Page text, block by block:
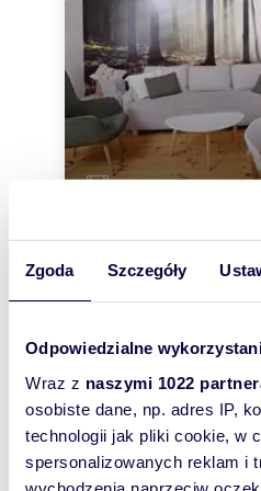
Zgoda Szczegóły
Odpowiedzialne
Wraz z naszymi 1022
osobiste dane, np. adres IP,
technologii jak pliki cookie, w
spersonalizowanych reklam i